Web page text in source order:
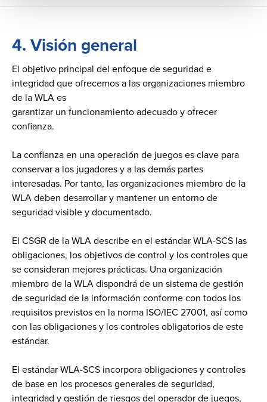
4. Visión general
El objetivo principal del enfoque de seguridad e
integridad que ofrecemos a las organizaciones miembro
de la WLA es
garantizar un funcionamiento adecuado y ofrecer
confianza.
La confianza en una operación de juegos es clave para
conservar a los jugadores y a las demás partes
interesadas. Por tanto, las organizaciones miembro de la
WLA deben desarrollar y mantener un entorno de
seguridad visible y documentado.
El CSGR de la WLA describe en el estándar WLA-SCS las
obligaciones, los objetivos de control y los controles que
se consideran mejores prácticas. Una organización
miembro de la WLA dispondrá de un sistema de gestión
de seguridad de la información conforme con todos los
requisitos previstos en la norma ISO/IEC 27001, así como
con las obligaciones y los controles obligatorios de este
estándar.
El estándar WLA-SCS incorpora obligaciones y controles
de base en los procesos generales de seguridad,
integridad y gestión de riesgos del operador de juegos,